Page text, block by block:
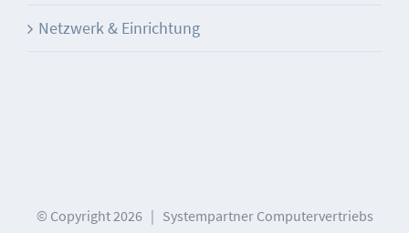
Netzwerk & Einrichtung
© Copyright 2026 | Systempartner Computervertriebs